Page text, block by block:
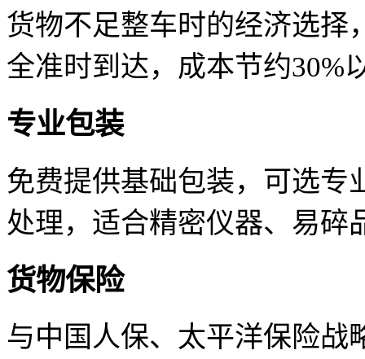
货物不足整车时的经济选择
全准时到达，成本节约30%
专业包装
免费提供基础包装，可选专
处理，适合精密仪器、易碎
货物保险
与中国人保、太平洋保险战